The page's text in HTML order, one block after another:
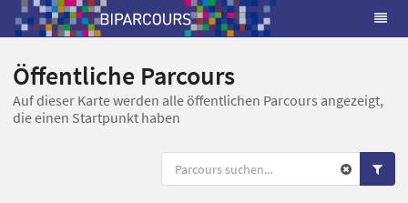
Öffentliche Parcours
Auf dieser Karte werden alle öffentlichen Parcours angezeigt,
die einen Startpunkt haben